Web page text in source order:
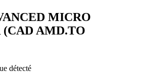
MICRO
(CAD AMD.TO
détecté